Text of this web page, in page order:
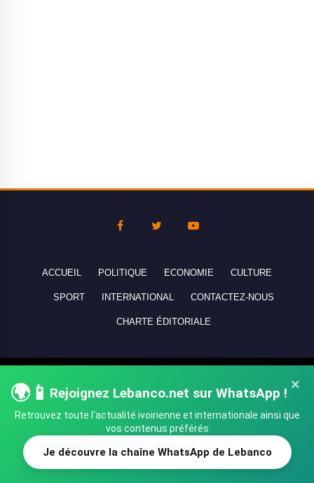
SHARE TWEET
×
🌍📱 Rejoignez Lebanco.net sur WhatsApp !
Retrouvez toute l'actualité ivoirienne et internationale ainsi que
vos contenus préférés
Je découvre la chaîne WhatsApp de Lebanco
ACCUEIL POLITIQUE ECONOMIE CULTURE
SPORT INTERNATIONAL CONTACTEZ-NOUS
CHARTE ÉDITORIALE
réservés - All rights reserved.